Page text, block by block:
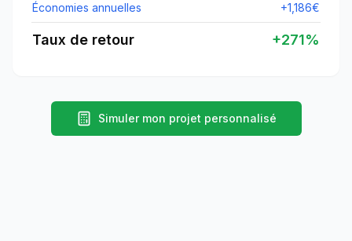
Économies annuelles +1,186€
Taux de retour +271%
Simuler mon projet personnalisé